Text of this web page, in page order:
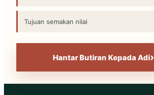
Tujuan semakan nilai
Hantar Butiran Kepada Adi›